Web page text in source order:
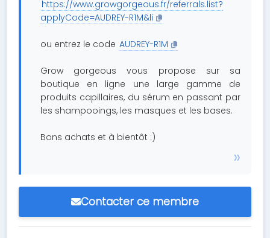
https://www.growgorgeous.fr/referrals.list?
applyCode=AUDREY-R1M&li
ou entrez le code AUDREY-R1M
Grow gorgeous vous propose sur sa
boutique en ligne une large gamme de
produits capillaires, du sérum en passant par
les shampooings, les masques et les bases.
Bons achats et à bientôt :)
Contacter ce membre